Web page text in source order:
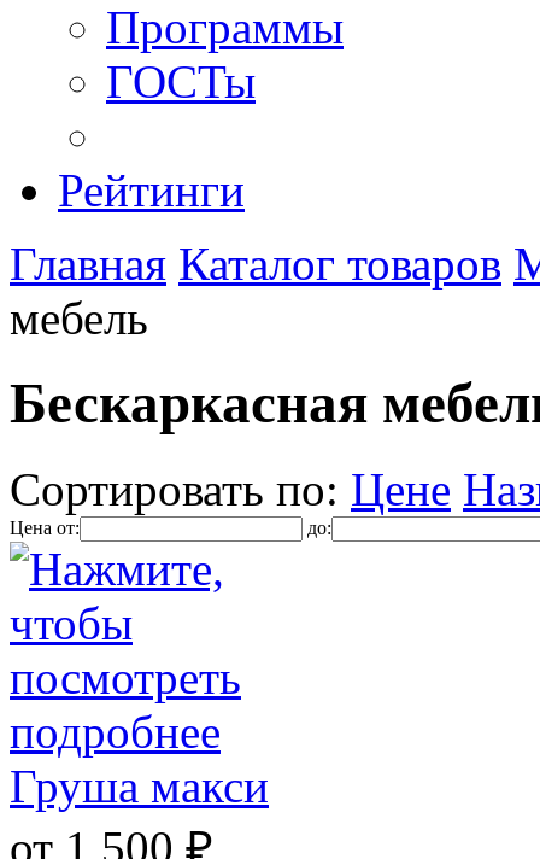
Программы
ГОСТы
Рейтинги
Главная Каталог товаров
мебель
Бескаркасная
Сортировать по: Цене
Цена от: до:
Груша макси
от 1 500 ₽